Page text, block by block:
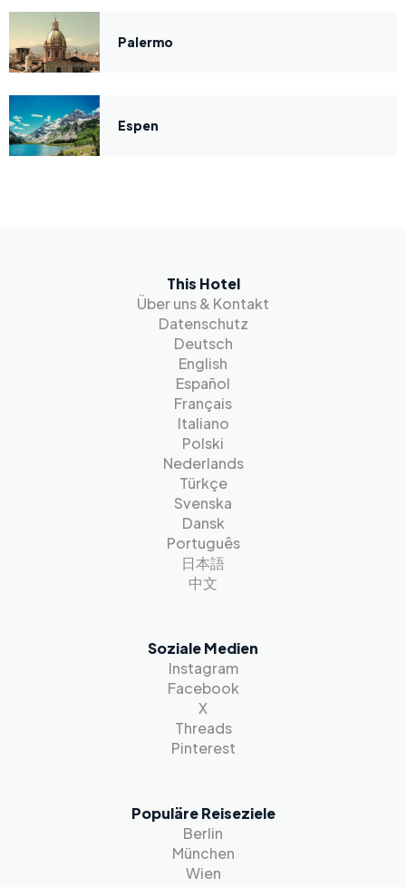
Palermo
Espen
This Hotel
Über uns & Kontakt
Datenschutz
Deutsch
English
Español
Français
Italiano
Polski
Nederlands
Türkçe
Svenska
Dansk
Português
日本語
中文
Soziale Medien
Instagram
Facebook
X
Threads
Pinterest
Populäre Reiseziele
Berlin
München
Wien